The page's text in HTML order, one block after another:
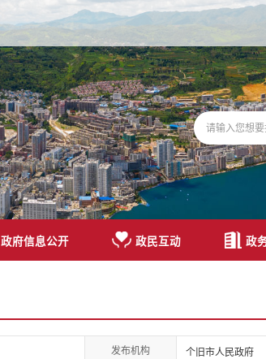
政府信息公开 政民互动 政
发布机构 个旧市人民政府